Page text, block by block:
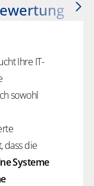
Ihre IT-
sowohl
dass die
Systeme